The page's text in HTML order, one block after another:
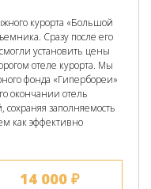
курорта «Большой
Сразу после его
установить цены
отеле курорта. Мы
фонда «Гипербореи»
окончании отель
заполняемость
как эффективно
14 000 ₽